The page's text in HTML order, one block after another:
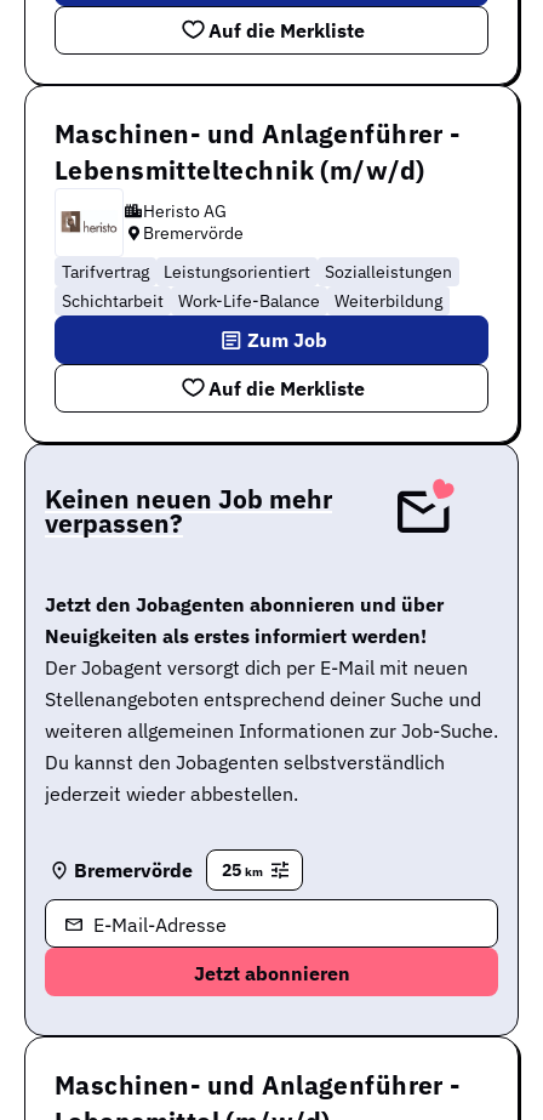
Auf die Merkliste
Maschinen- und Anlagenführer -
Lebensmitteltechnik (m/w/d)
Heristo AG
Bremervörde
Tarifvertrag
Leistungsorientiert
Sozialleistungen
Schichtarbeit
Work-Life-Balance Weiterbildung
Auf die Merkliste
Zum Job
Keinen neuen Job mehr
verpassen?
Jetzt den Jobagenten abonnieren und über
Neuigkeiten als erstes informiert werden!
Der Jobagent versorgt dich per E-Mail mit neuen
Stellenangeboten entsprechend deiner Suche und
weiteren allgemeinen Informationen zur Job-Suche.
Du kannst den Jobagenten selbstverständlich
jederzeit wieder abbestellen.
Bremervörde 25 km
E-Mail-Adresse
Maschinen- und Anlagenführer -